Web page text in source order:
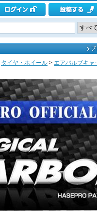
タイヤ・ホイール > エアバルブキャ